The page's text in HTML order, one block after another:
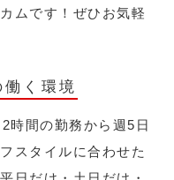
ムです！ぜひお気軽
く環境
時間の勤務から週5日
スタイルに合わせた